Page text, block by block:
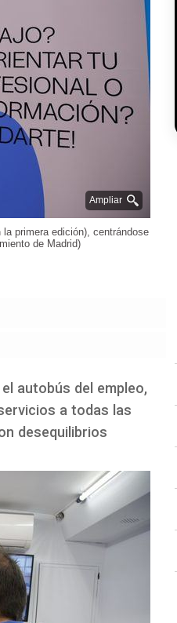
Ampliar
primera edición), centrándose
de Madrid)
autobús del empleo,
a todas las
desequilibrios